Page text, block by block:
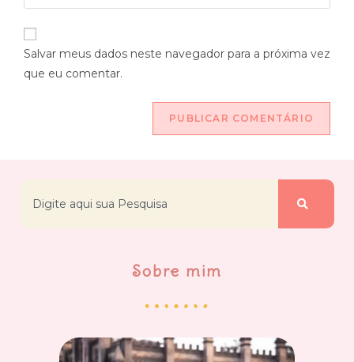
Salvar meus dados neste navegador para a próxima vez
que eu comentar.
Sobre mim